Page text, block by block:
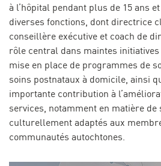
à l’hôpital pendant plus de 15 ans
diverses fonctions, dont directrice
conseillère exécutive et coach de
rôle central dans maintes
mise en place de programmes de
soins postnataux à domicile, ainsi
importante contribution à
services, notamment en matière de
culturellement adaptés aux
communautés autochtones.